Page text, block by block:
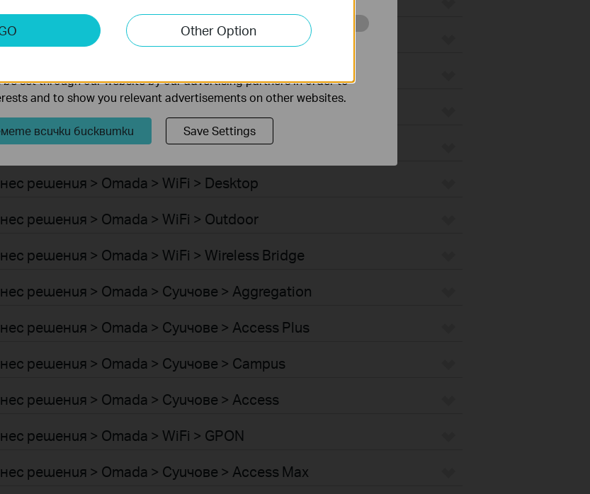
Vacuum Accessories
решения > Omada > WiFi > Ceiling Mount
решения > Omada > WiFi > Wall Plate
решения > Omada > WiFi > Desktop
решения > Omada > WiFi > Outdoor
решения > Omada > WiFi > Wireless Bridge
решения > Omada > Суичове > Aggregation
решения > Omada > Суичове > Access Plus
решения > Omada > Суичове > Campus
решения > Omada > Суичове > Access
решения > Omada > WiFi > GPON
решения > Omada > Суичове > Access Max
Other Option
analyze your activities on our website in order to improve and
website.
set through our website by our advertising partners in order to
and to show you relevant advertisements on other websites.
всички бисквитки Save Settings